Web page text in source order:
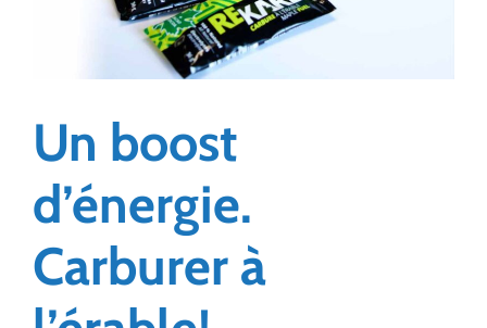
Un boost
d’énergie.
Carburer à